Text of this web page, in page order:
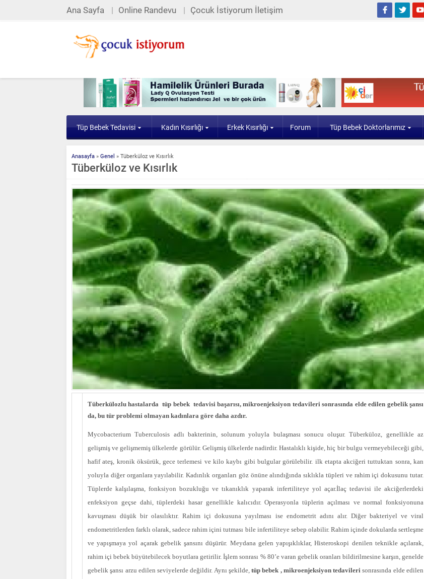
Ana Sayfa Online Randevu Çocuk İstiyorum İletişim
Tüp Bebek Tedavisi Kadın Kısırlığı Erkek Kısırlığı Forum Tüp Bebek Doktorlarımız
Anasayfa » Genel » Tüberküloz ve Kısırlık
Tüberküloz ve Kısırlık
Tüberkülozlu hastalarda tüp bebek tedavisi başarısı, mikroenjeksiyon tedavileri sonrasında elde edilen gebelik şansı
da, bu tür problemi olmayan kadınlara göre daha azdır.
Mycobacterium Tuberculosis adlı bakterinin, solunum yoluyla bulaşması sonucu oluşur. Tüberküloz, genellikle az
gelişmiş ve gelişmemiş ülkelerde görülür. Gelişmiş ülkelerde nadirdir. Hastalıklı kişide, hiç bir bulgu vermeyebileceği gibi,
hafif ateş, kronik öksürük, gece terlemesi ve kilo kaybı gibi bulgular görülebilir. ilk etapta akciğeri tuttuktan sonra, kan
yoluyla diğer organlara yayılabilir. Kadınlık organları göz önüne alındığında sıklıkla tüpleri ve rahim içi dokusunu tutar.
Tüplerde kalşılaşma, fonksiyon bozukluğu ve tıkanıklık yaparak infertiliteye yol açar.İlaç tedavisi ile akciğerlerdeki
enfeksiyon geçse dahi, tüplerdeki hasar genellikle kalıcıdır. Operasyonla tüplerin açılması ve normal fonksiyonuna
kavuşması düşük bir olasılıktır. Rahim içi dokusuna yayılması ise endometrit adını alır. Diğer bakteriyel ve viral
endometritlerden farklı olarak, sadece rahim içini tutması bile infertiliteye sebep olabilir. Rahim içinde dokularda sertleşme
ve yapışmaya yol açarak gebelik şansını düşürür. Meydana gelen yapışıklıklar, Histeroskopi denilen teknikle açılarak,
rahim içi bebek büyütebilecek boyutlara getirilir. İşlem sonrası % 80’e varan gebelik oranları bildirilmesine karşın, genelde
gebelik şansı arzu edilen seviyelerde değildir. Aynı şekilde, tüp bebek , mikroenjeksiyon tedavilerisonrasında elde edilen